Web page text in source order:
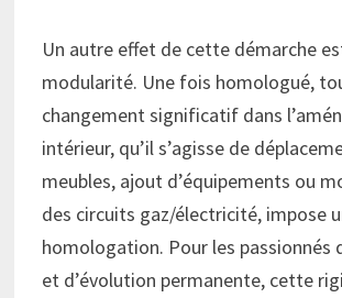
Un autre effet de cette démarche
modularité. Une fois homologué,
changement significatif dans
intérieur, qu’il s’agisse de
meubles, ajout d’équipements ou
des circuits gaz/électricité, impose
homologation. Pour les passionnés
et d’évolution permanente, cette